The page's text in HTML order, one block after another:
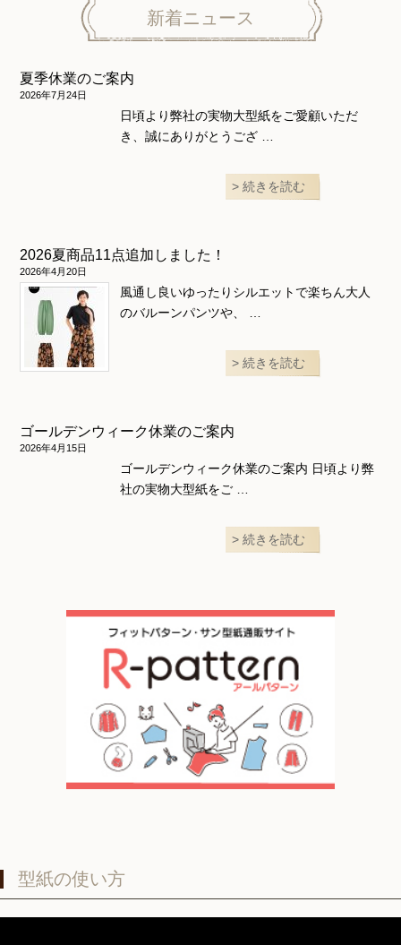
和風衣類
ウェディング・コスチューム
スカート・パンツ
新着ニュース
夏季休業のご案内
2026年7月24日
日頃より弊社の実物大型紙をご愛顧いただ
き、誠にありがとうござ …
続きを読む
2026夏商品11点追加しました！
2026年4月20日
風通し良いゆったりシルエットで楽ちん大人
のバルーンパンツや、 …
続きを読む
ゴールデンウィーク休業のご案内
2026年4月15日
ゴールデンウィーク休業のご案内 日頃より弊
社の実物大型紙をご …
続きを読む
型紙の使い方